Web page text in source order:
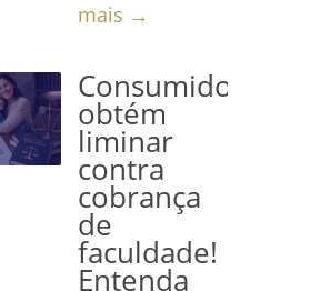
mais →
Consumidora
obtém
liminar
contra
cobrança
de
faculdade!
Entenda